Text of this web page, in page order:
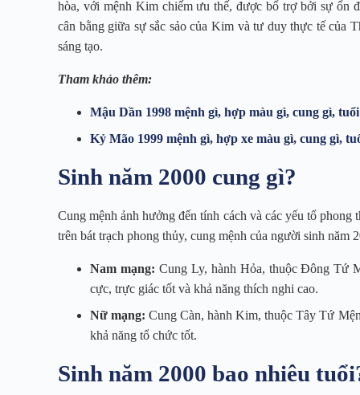
hòa, với mệnh Kim chiếm ưu thế, được bổ trợ bởi sự ổn
cân bằng giữa sự sắc sảo của Kim và tư duy thực tế của
sáng tạo.
Tham khảo thêm:
Mậu Dần 1998 mệnh gì, hợp màu gì, cung gì,
Kỷ Mão 1999 mệnh gì, hợp xe màu gì, cung gì,
Sinh năm 2000 cung gì?
Cung mệnh ảnh hưởng đến tính cách và các yếu tố
trên bát trạch phong thủy, cung mệnh của người sinh năm
Nam mạng: Cung Ly, hành Hỏa, thuộc Đông Tứ
cực, trực giác tốt và khả năng thích nghi cao.
Nữ mạng: Cung Càn, hành Kim, thuộc Tây Tứ
khả năng tổ chức tốt.
Sinh năm 2000 bao nhiêu